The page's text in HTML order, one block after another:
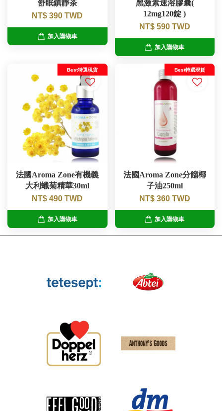
舒眠鎮靜茶
NT$ 390 TWD
加入購物車
黑激素速溶膠囊(
12mg120錠 )
NT$ 590 TWD
加入購物車
Best特選現貨
法國Aroma Zone有機義
大利蠟菊精華30ml
NT$ 490 TWD
加入購物車
Best特選現貨
法國Aroma Zone分餾椰
子油250ml
NT$ 360 TWD
加入購物車